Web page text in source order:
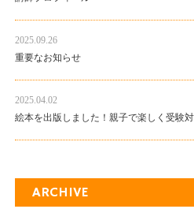
2025.09.26
重要なお知らせ
2025.04.02
絵本を出版しました！親子で楽しく受験
ARCHIVE